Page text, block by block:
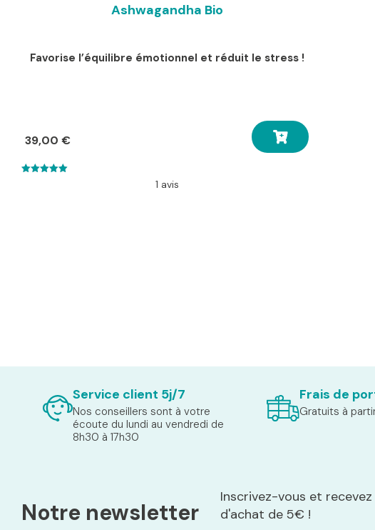
Ashwagandha Bio
Favorise l’équilibre émotionnel et réduit le stress !
39,00 €
1 avis
Service client 5j/7
Nos conseillers sont à votre
écoute du lundi au vendredi de
8h30 à 17h30
Frais de
Gratuits à
Notre newsletter
Inscrivez-vous et
d'achat de 5€ !